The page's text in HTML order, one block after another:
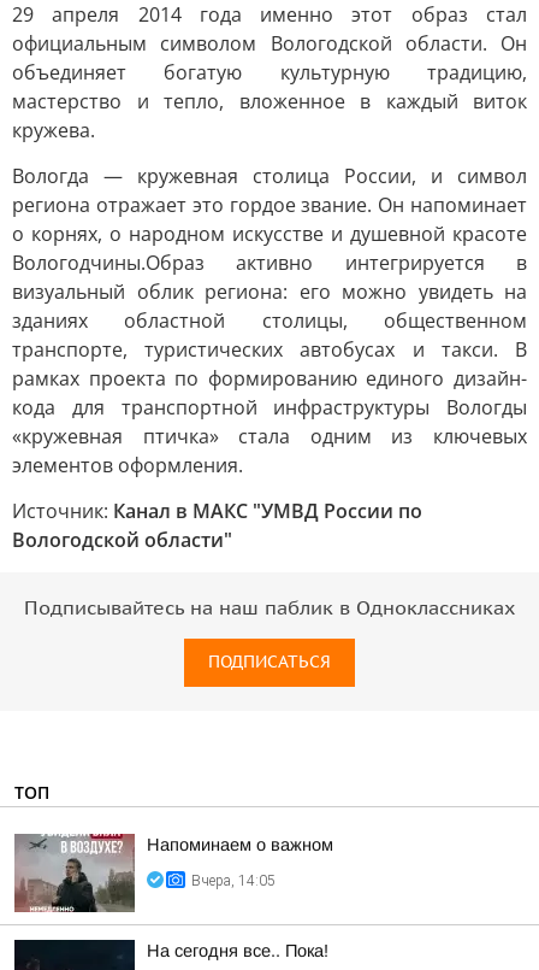
29 апреля 2014 года именно этот образ стал
официальным символом Вологодской области. Он
объединяет богатую культурную традицию,
мастерство и тепло, вложенное в каждый виток
кружева.
Вологда — кружевная столица России, и символ
региона отражает это гордое звание. Он напоминает
о корнях, о народном искусстве и душевной красоте
Вологодчины.Образ активно интегрируется в
визуальный облик региона: его можно увидеть на
зданиях областной столицы, общественном
транспорте, туристических автобусах и такси. В
рамках проекта по формированию единого дизайн-
кода для транспортной инфраструктуры Вологды
«кружевная птичка» стала одним из ключевых
элементов оформления.
Источник: Канал в МАКС "УМВД России по
Вологодской области"
Подписывайтесь на наш паблик в Одноклассниках
ПОДПИСАТЬСЯ
ТОП
Напоминаем о важном
Вчера, 14:05
На сегодня все.. Пока!